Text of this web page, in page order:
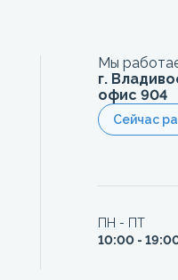
Мы
г.
офис 904
Сейчас
ПН - ПТ
10:00 -